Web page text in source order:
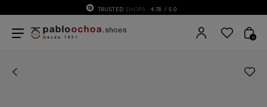
SHOPS 4.78 / 5.0
0